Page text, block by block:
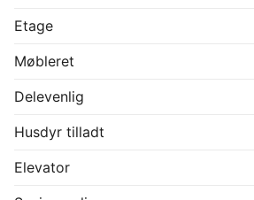
Etage
Møbleret
Delevenlig
Husdyr tilladt
Elevator